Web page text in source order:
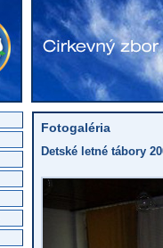
Fotogaléria
Detské letné tábory